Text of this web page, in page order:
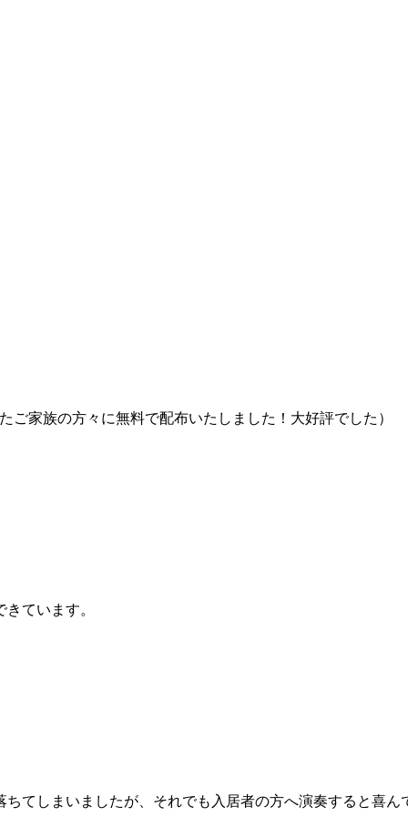
ご家族の方々に無料で配布いたしました！大好評でした）
ています。
てしまいましたが、それでも入居者の方へ演奏すると喜ん